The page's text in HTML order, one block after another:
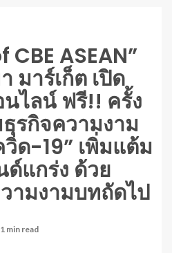
ASEAN”
มาร์เก็ต เปิด
ไลน์ ฟรี!! ครั้ง
รกิจความงาม
ด-19” เพิ่มแต้ม
ด์แกร่ง ด้วย
ามงามบทถัดไป
1 min read